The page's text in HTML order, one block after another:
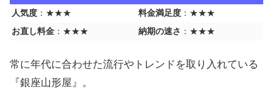
人気度 ：★★★ 料金満足度 ：★★★
お直し料金 ：★★★ 納期の速さ ：★★★
常に年代に合わせた流行やトレンドを取り入れている
『銀座山形屋』。